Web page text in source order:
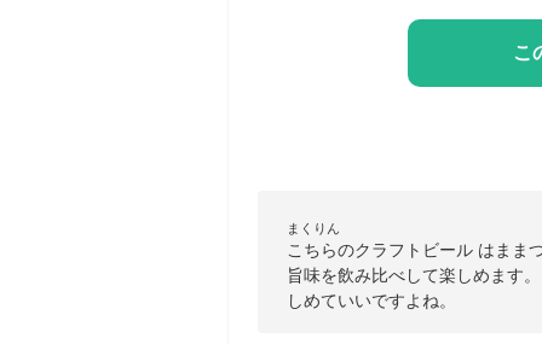
こ
まくりん
こちらのクラフトビール はまま
旨味を飲み比べして楽しめます
しめていいですよね。